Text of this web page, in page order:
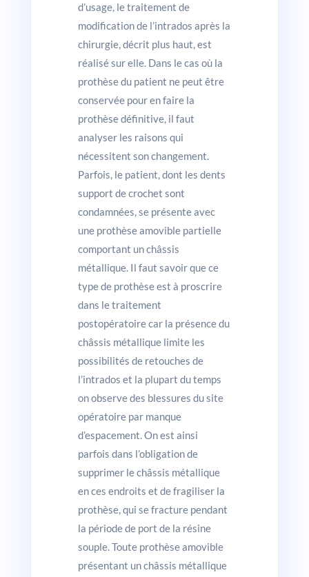
d’usage, le traitement de
modification de l’intrados après la
chirurgie, décrit plus haut, est
réalisé sur elle. Dans le cas où la
prothèse du patient ne peut être
conservée pour en faire la
prothèse définitive, il faut
analyser les raisons qui
nécessitent son changement.
Parfois, le patient, dont les dents
support de crochet sont
condamnées, se présente avec
une prothèse amovible partielle
comportant un châssis
métallique. Il faut savoir que ce
type de prothèse est à proscrire
dans le traitement
postopératoire car la présence du
châssis métallique limite les
possibilités de retouches de
l’intrados et la plupart du temps
on observe des blessures du site
opératoire par manque
d’espacement. On est ainsi
parfois dans l’obligation de
supprimer le châssis métallique
en ces endroits et de fragiliser la
prothèse, qui se fracture pendant
la période de port de la résine
souple. Toute prothèse amovible
présentant un châssis métallique